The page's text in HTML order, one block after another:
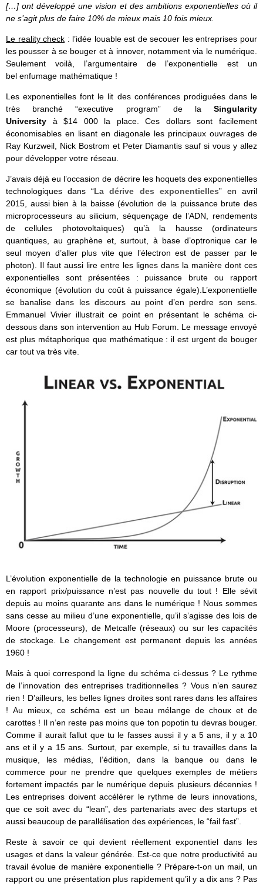
[…] ont développé une vision et des ambitions exponentielles où il
ne s’agit plus de faire 10% de mieux mais 10 fois mieux.
Le reality check : l’idée louable est de secouer les entreprises pour
les pousser à se bouger et à innover, notamment via le numérique.
Seulement voilà, l’argumentaire de l’exponentielle est un
bel enfumage mathématique !
Les exponentielles font le lit des conférences prodiguées dans le
très branché “executive program” de la Singularity
University à $14 000 la place. Ces dollars sont facilement
économisables en lisant en diagonale les principaux ouvrages de
Ray Kurzweil, Nick Bostrom et Peter Diamantis sauf si vous y allez
pour développer votre réseau.
J’avais déjà eu l’occasion de décrire les hoquets des exponentielles
technologiques dans “La dérive des exponentielles” en avril
2015, aussi bien à la baisse (évolution de la puissance brute des
microprocesseurs au silicium, séquençage de l’ADN, rendements
de cellules photovoltaïques) qu’à la hausse (ordinateurs
quantiques, au graphène et, surtout, à base d’optronique car le
seul moyen d’aller plus vite que l’électron est de passer par le
photon). Il faut aussi lire entre les lignes dans la manière dont ces
exponentielles sont présentées : puissance brute ou rapport
économique (évolution du coût à puissance égale).L’exponentielle
se banalise dans les discours au point d’en perdre son sens.
Emmanuel Vivier illustrait ce point en présentant le schéma ci-
dessous dans son intervention au Hub Forum. Le message envoyé
est plus métaphorique que mathématique : il est urgent de bouger
car tout va très vite.
L’évolution exponentielle de la technologie en puissance brute ou
en rapport prix/puissance n’est pas nouvelle du tout ! Elle sévit
depuis au moins quarante ans dans le numérique ! Nous sommes
sans cesse au milieu d’une exponentielle, qu’il s’agisse des lois de
Moore (processeurs), de Metcalfe (réseaux) ou sur les capacités
de stockage. Le changement est permanent depuis les années
1960 !
Mais à quoi correspond la ligne du schéma ci-dessus ? Le rythme
de l’innovation des entreprises traditionnelles ? Vous n’en saurez
rien ! D’ailleurs, les belles lignes droites sont rares dans les affaires
! Au mieux, ce schéma est un beau mélange de choux et de
carottes ! Il n’en reste pas moins que ton popotin tu devras bouger.
Comme il aurait fallut que tu le fasses aussi il y a 5 ans, il y a 10
ans et il y a 15 ans. Surtout, par exemple, si tu travailles dans la
musique, les médias, l’édition, dans la banque ou dans le
commerce pour ne prendre que quelques exemples de métiers
fortement impactés par le numérique depuis plusieurs décennies !
Les entreprises doivent accélérer le rythme de leurs innovations,
que ce soit avec du “lean”, des partenariats avec des startups et
aussi beaucoup de parallélisation des expériences, le “fail fast”.
Reste à savoir ce qui devient réellement exponentiel dans les
usages et dans la valeur générée. Est-ce que notre productivité au
travail évolue de manière exponentielle ? Prépare-t-on un mail, un
rapport ou une présentation plus rapidement qu’il y a dix ans ? Pas